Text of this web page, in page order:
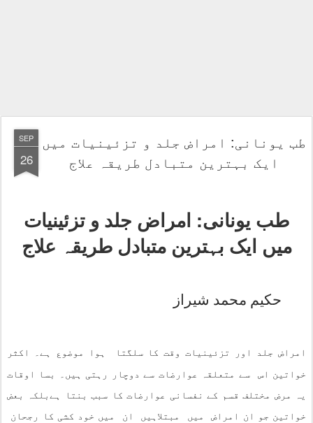
SEP
26
طب یونانی: امراض جلد و تزئینیات میں
ایک بہترین متبادل طریقہ علاج
طب یونانی: امراض جلد و تزئینیات
میں ایک بہترین متبادل طریقہ علاج
حکیم محمد شیراز
امراض جلد اور تزئینیات وقت کا سلگتا ہوا موضوع ہے۔ اکثر
خواتین اس سے متعلقہ عوارضات سے دوچار رہتی ہیں۔ بسا اوقات
یہ مرض مختلف قسم کے نفسانی عوارضات کا سبب بنتا ہےبلکہ بعض
خواتین جو ان امراض میں مبتلاہیں ان میں خود کشی کا رجحان